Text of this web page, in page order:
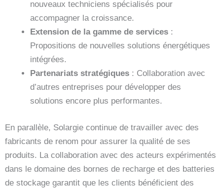
nouveaux techniciens spécialisés pour
accompagner la croissance.
Extension de la gamme de services :
Propositions de nouvelles solutions énergétiques
intégrées.
Partenariats stratégiques : Collaboration avec
d’autres entreprises pour développer des
solutions encore plus performantes.
En parallèle, Solargie continue de travailler avec des
fabricants de renom pour assurer la qualité de ses
produits. La collaboration avec des acteurs expérimentés
dans le domaine des bornes de recharge et des batteries
de stockage garantit que les clients bénéficient des